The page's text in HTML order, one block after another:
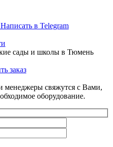
Написать в Telegram
сады и школы в Тюмень
заказ
свяжутся с Вами,
оборудование.